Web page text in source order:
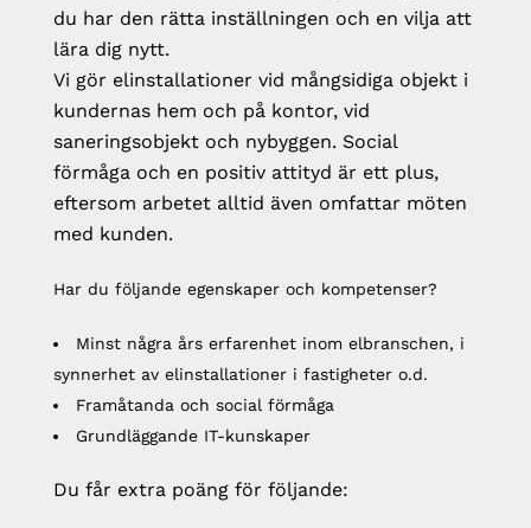
du har den rätta inställningen och en vilja att
lära dig nytt.
Vi gör elinstallationer vid mångsidiga objekt i
kundernas hem och på kontor, vid
saneringsobjekt och nybyggen. Social
förmåga och en positiv attityd är ett plus,
eftersom arbetet alltid även omfattar möten
med kunden.
Har du följande egenskaper och kompetenser?
Minst några års erfarenhet inom elbranschen, i
synnerhet av elinstallationer i fastigheter o.d.
Framåtanda och social förmåga
Grundläggande IT-kunskaper
Du får extra poäng för följande: